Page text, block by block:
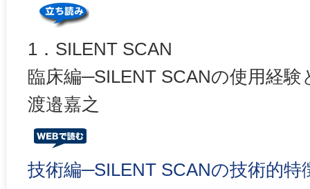
1．SILENT SCAN
臨床編─SILENT SCANの使用経験
渡邉嘉之
技術編─SILENT SCANの技術的特